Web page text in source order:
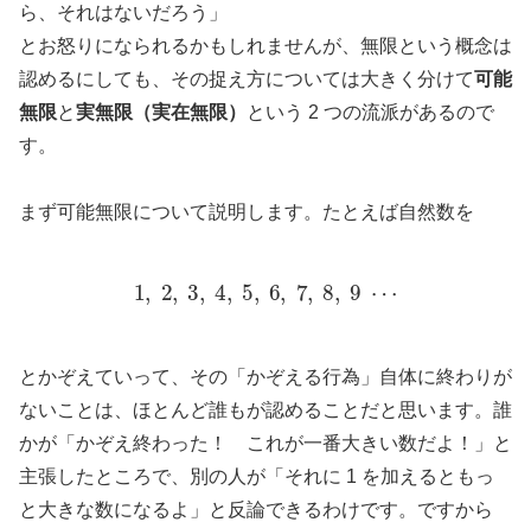
ら、それはないだろう」
とお怒りになられるかもしれませんが、無限という概念は
認めるにしても、その捉え方については大きく分けて可能
無限と実無限（実在無限）
という 2 つの流派があるので
す。
まず可能無限について説明します。たとえば自然数を
, 2 , 3 4 5 6 7, 8, 9
とかぞえていって、その「かぞえる行為」自体に終わりが
ないことは、ほとんど誰もが認めることだと思います。誰
かが「かぞえ終わった！ これが一番大きい数だよ！」と
主張したところで、別の人が「それに 1 を加えるともっ
と大きな数になるよ」と反論できるわけです。ですから